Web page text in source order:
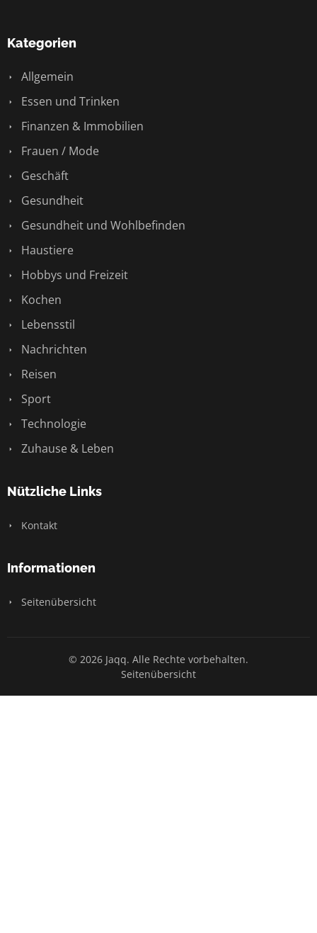
Kategorien
Allgemein
Essen und Trinken
Finanzen & Immobilien
Frauen / Mode
Geschäft
Gesundheit
Gesundheit und Wohlbefinden
Haustiere
Hobbys und Freizeit
Kochen
Lebensstil
Nachrichten
Reisen
Sport
Technologie
Zuhause & Leben
Nützliche Links
Kontakt
Informationen
Seitenübersicht
© 2026 Jaqq. Alle Rechte vorbehalten.
Seitenübersicht